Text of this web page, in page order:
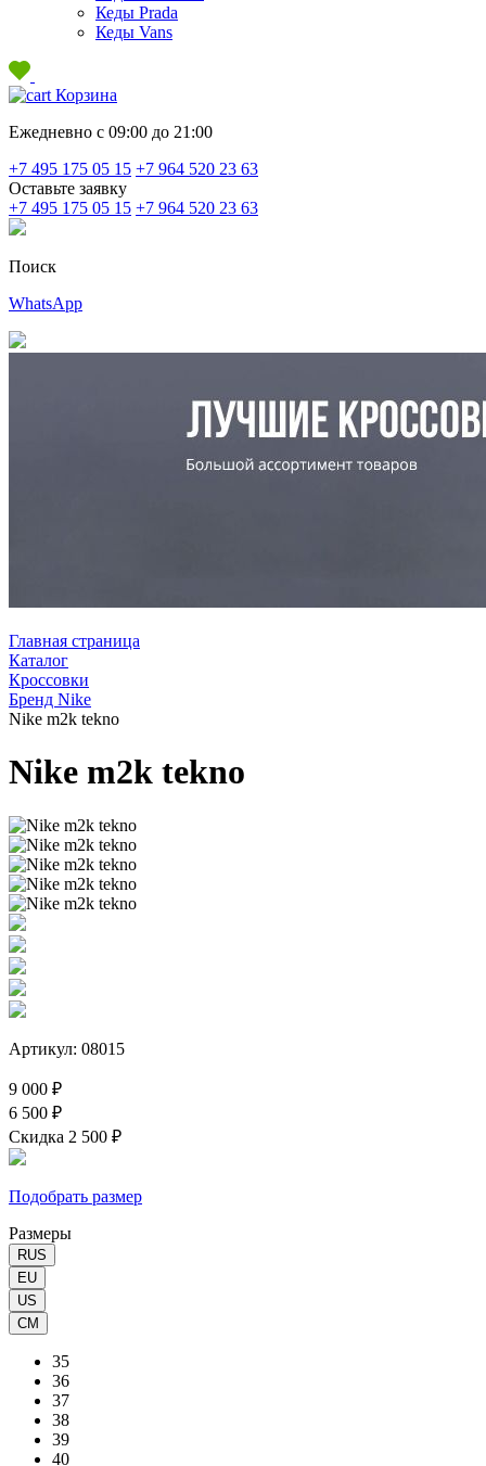
Кеды Prada
Кеды Vans
Корзина
Ежедневно с 09:00 до 21:00
+7 495 175 05 15 +7 964 520 23 63
Оставьте заявку
+7 495 175 05 15 +7 964 520 23 63
Поиск
WhatsApp
Главная страница
Каталог
Кроссовки
Бренд Nike
Nike m2k tekno
Nike m2k tekno
Артикул: 08015
9 000 ₽
6 500 ₽
Скидка 2 500 ₽
Подобрать размер
Размеры
RUS
EU
US
CM
35
36
37
38
39
40